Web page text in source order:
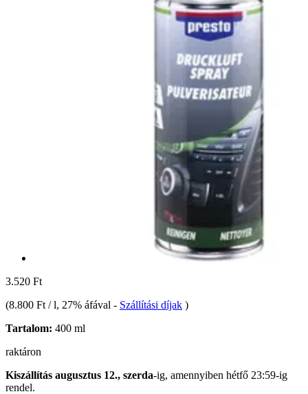
3.520 Ft
(8.800 Ft / l, 27% áfával - Szállítási díjak )
Tartalom: 400 ml
raktáron
Kiszállítás augusztus 12., szerda-ig, amennyiben hétfő 23:59-ig
rendel.